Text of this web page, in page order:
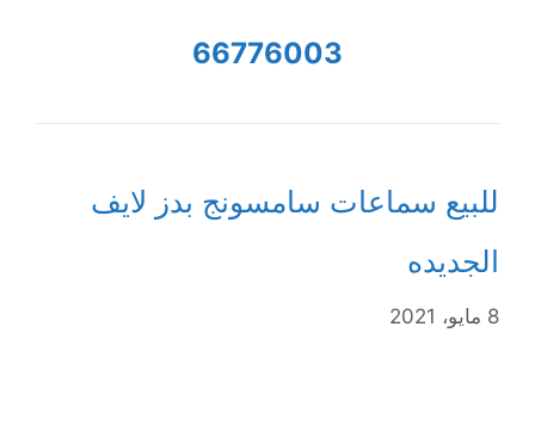
66776003
للبيع سماعات سامسونج بدز لايف
الجديده
8 مايو، 2021